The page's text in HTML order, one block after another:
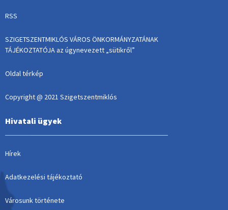
RSS
SZIGETSZENTMIKLÓS VÁROS ÖNKORMÁNYZATÁNAK
TÁJÉKOZTATÓJA az úgynevezett „sütikről”
Oldal térkép
Copyright @ 2021 Szigetszentmiklós
Hivatali ügyek
Hírek
Adatkezelési tájékoztató
Városunk története